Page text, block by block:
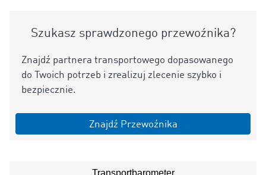
Szukasz sprawdzonego przewoźnika?
Znajdź partnera transportowego dopasowanego
do Twoich potrzeb i zrealizuj zlecenie szybko i
bezpiecznie.
Znajdź Przewoźnika